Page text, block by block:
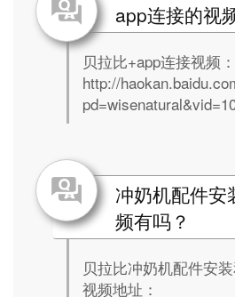
app连接的视
贝拉比+app连接视频：
http://
冲奶机配件安
频有吗？
贝拉比冲奶机配件安
视频地址：